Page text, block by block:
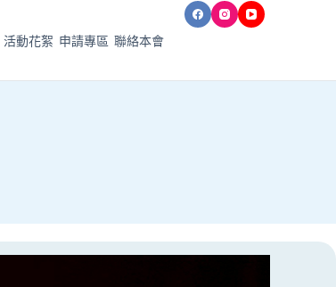
活動花絮 申請專區 聯絡本會